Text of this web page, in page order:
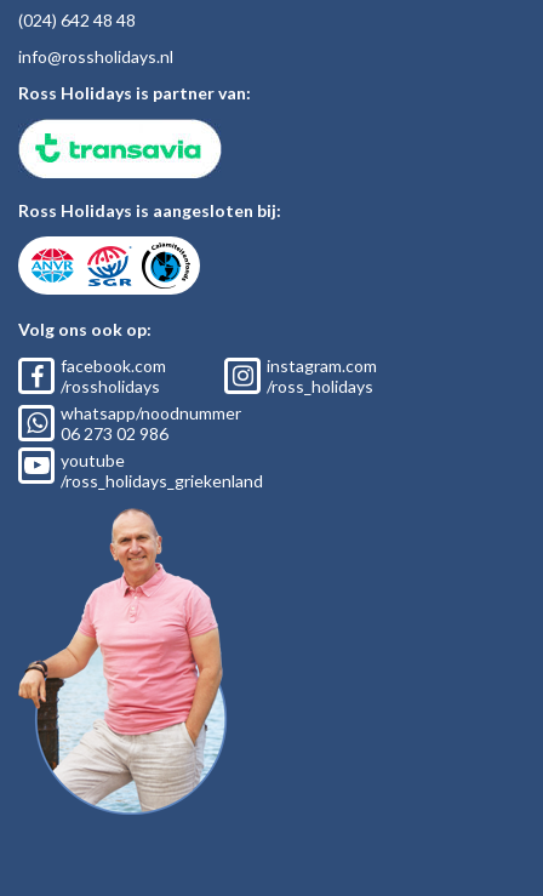
(024) 642 48 48
info@rossholidays.nl
Ross Holidays is partner van:
Ross Holidays is aangesloten bij:
Volg ons ook op:
facebook.com
/rossholidays
instagram.com
/ross_holidays
whatsapp/noodnummer
06 273 02 986
youtube
/ross_holidays_griekenland